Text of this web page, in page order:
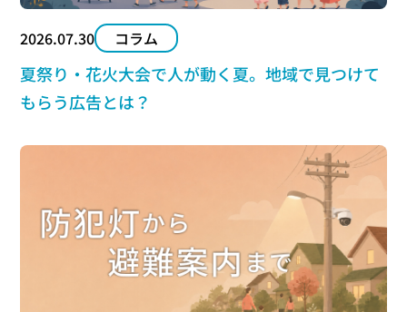
2026.07.30 コラム
夏祭り・花火大会で人が動く夏。地域で見つけて
もらう広告とは？